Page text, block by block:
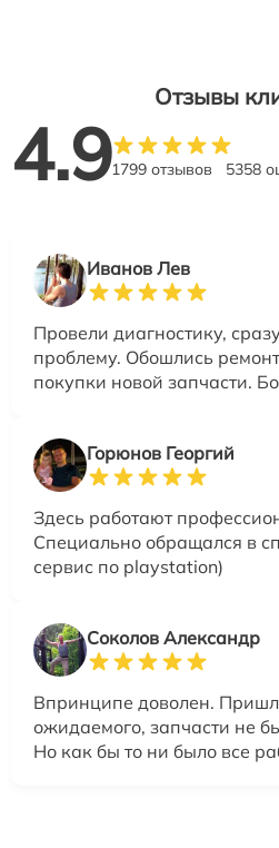
Отзывы
4.91799 отзывов 5358
Иванов Лев
Провели диагностику,
проблему. Обошлись
покупки новой запчасти.
Горюнов Георгий
Здесь работают
Специально обращался в
сервис по playstation)
Соколов Александр
Впринципе доволен.
ожидаемого, запчасти не
Но как бы то ни было все